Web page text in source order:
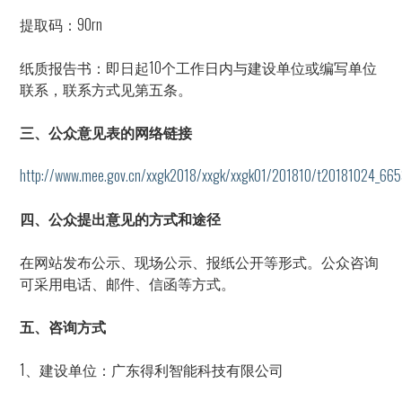
提取码：90rn
纸质报告书：即日起10个工作日内与建设单位或编写单位
联系，联系方式见第五条。
三、公众意见表的网络链接
http://www.mee.gov.cn/xxgk2018/xxgk/xxgk01/201810/
四、公众提出意见的方式和途径
在网站发布公示、现场公示、报纸公开等形式。公众咨询
可采用电话、邮件、信函等方式。
五、咨询方式
1、建设单位：广东得利智能科技有限公司